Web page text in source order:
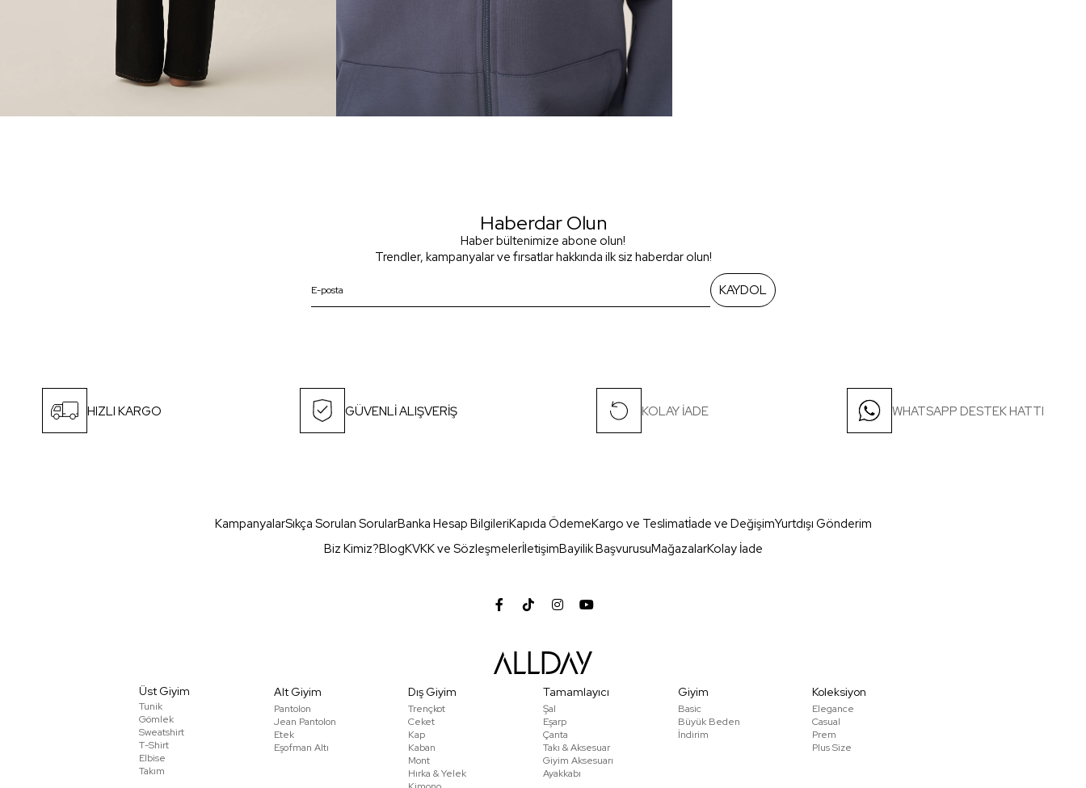
Haberdar Olun
Haber bültenimize abone olun!
Trendler, kampanyalar ve fırsatlar hakkında ilk siz haberdar olun!
KAYDOL
HIZLI KARGO GÜVENLİ ALIŞVERİŞ KOLAY İADE WHATSAPP DESTEK HATTI
KampanyalarSıkça Sorulan SorularBanka Hesap BilgileriKapıda ÖdemeKargo ve Teslimatİade ve DeğişimYurtdışı Gönderim
Biz Kimiz?BlogKVKK ve SözleşmelerİletişimBayilik BaşvurusuMağazalarKolay İade
Üst Giyim
Tunik
Gömlek
Sweatshirt
T-Shirt
Elbise
Takım
Alt Giyim
Pantolon
Jean Pantolon
Etek
Eşofman Altı
Dış Giyim
Trençkot
Ceket
Kap
Kaban
Mont
Hırka & Yelek
Tamamlayıcı
Şal
Eşarp
Çanta
Takı & Aksesuar
Giyim Aksesuarı
Ayakkabı
Giyim
Basic
Büyük Beden
İndirim
Koleksiyon
Elegance
Casual
Prem
Plus Size